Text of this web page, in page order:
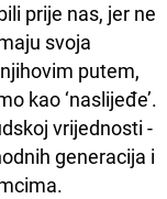
prije nas, jer ne
svoja
putem,
kao ‘naslijeđe’.
vrijednosti -
generacija i